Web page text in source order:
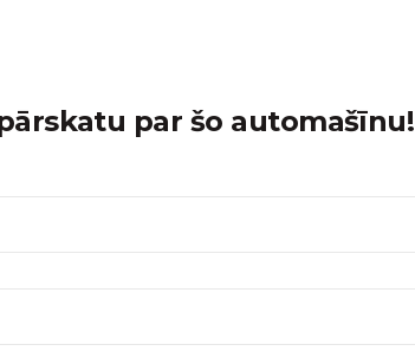
par šo automašīnu!